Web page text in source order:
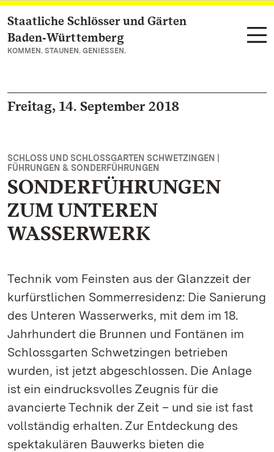
Zum Hauptinhalt springen
Staatliche Schlösser und Gärten
Baden‑Württemberg
KOMMEN. STAUNEN. GENIESSEN.
Freitag, 14. September 2018
SCHLOSS UND SCHLOSSGARTEN SCHWETZINGEN |
FÜHRUNGEN & SONDERFÜHRUNGEN
SONDERFÜHRUNGEN
ZUM UNTEREN
WASSERWERK
Technik vom Feinsten aus der Glanzzeit der
kurfürstlichen Sommerresidenz: Die Sanierung
des Unteren Wasserwerks, mit dem im 18.
Jahrhundert die Brunnen und Fontänen im
Schlossgarten Schwetzingen betrieben
wurden, ist jetzt abgeschlossen. Die Anlage
ist ein eindrucksvolles Zeugnis für die
avancierte Technik der Zeit – und sie ist fast
vollständig erhalten. Zur Entdeckung des
spektakulären Bauwerks bieten die